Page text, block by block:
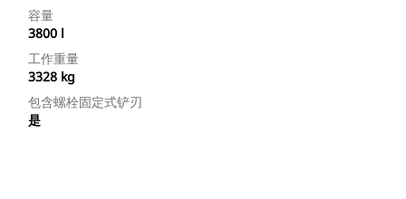
容量
3800 l
工作重量
3328 kg
包含螺栓固定式铲刃
是